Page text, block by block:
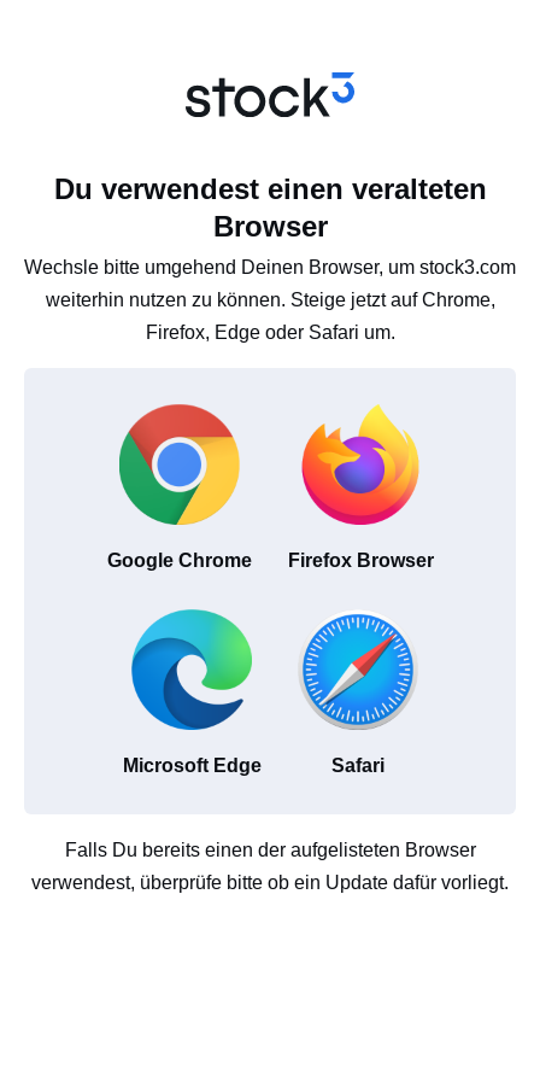
Du verwendest einen veralteten
Browser
Wechsle bitte umgehend Deinen Browser, um stock3.com
weiterhin nutzen zu können. Steige jetzt auf Chrome,
Firefox, Edge oder Safari um.
Google Chrome Firefox Browser
Microsoft Edge Safari
Falls Du bereits einen der aufgelisteten Browser
verwendest, überprüfe bitte ob ein Update dafür vorliegt.